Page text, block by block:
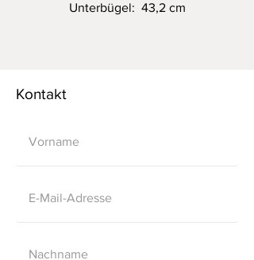
Unterbügel: 43,2 cm
Kontakt